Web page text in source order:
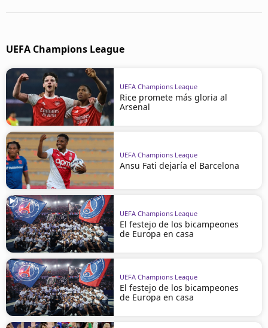
UEFA Champions League
UEFA Champions League
Rice promete más gloria al
Arsenal
UEFA Champions League
Ansu Fati dejaría el Barcelona
UEFA Champions League
El festejo de los bicampeones
de Europa en casa
UEFA Champions League
El festejo de los bicampeones
de Europa en casa